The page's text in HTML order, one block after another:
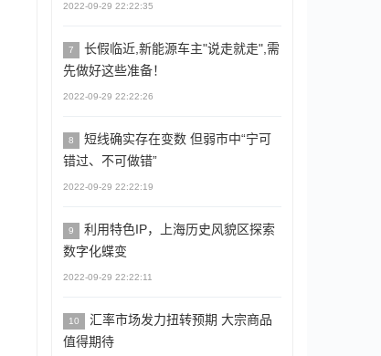
2022-09-29 22:22:35
7
长假临近,新能源车主"说走就走",需
先做好这些准备！
2022-09-29 22:22:26
8
短线确实存在变数 但弱市中“宁可
错过、不可做错”
2022-09-29 22:22:19
9
利用特色IP，上海历史风貌区探索
数字化蝶变
2022-09-29 22:22:11
10
汇率市场发力扭转预期 大宗商品
值得期待